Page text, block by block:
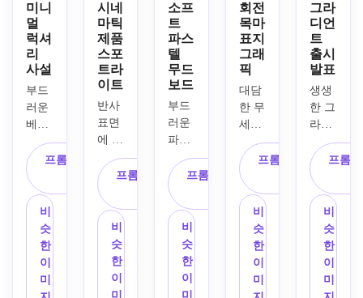
미니
멀
럭셔
리
사설
부드
러운
베이
지와
크림
팔레
트,
중앙
제품
병,
미묘
한 그
림자,
프롬프트 복
비
슷
한
이
미
시네
마틱
제품
스포
트라
이트
반사
표면
에 고
급 향
수병,
무디
스튜
디오
조명,
광택
있는
반사,
프롬프트 복
비
슷
한
이
미
소프
트
파스
텔
무드
보드
부드
러운
파스
텔 핑
크,
세이
지,
크림,
라벤
톤,
겹겹
프롬프트 복
비
슷
한
이
미
회전
목마
표지
그래
픽
대담
한 무
세리
프 제
목 공
간,
간단
한 아
이콘,
강력
한 대
깔끔
프롬프트 복
비
슷
한
이
미
그라
디언
트
출시
발표
생생
한 그
라데
이션
색상,
미래
적인
광채,
에너
지 넘
치는
스타
트업
프롬
비
슷
한
이
미